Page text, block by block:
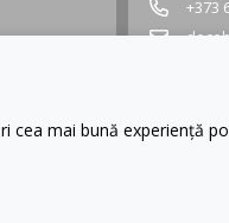
+373
Sâ - Du:
cea mai bună experiență